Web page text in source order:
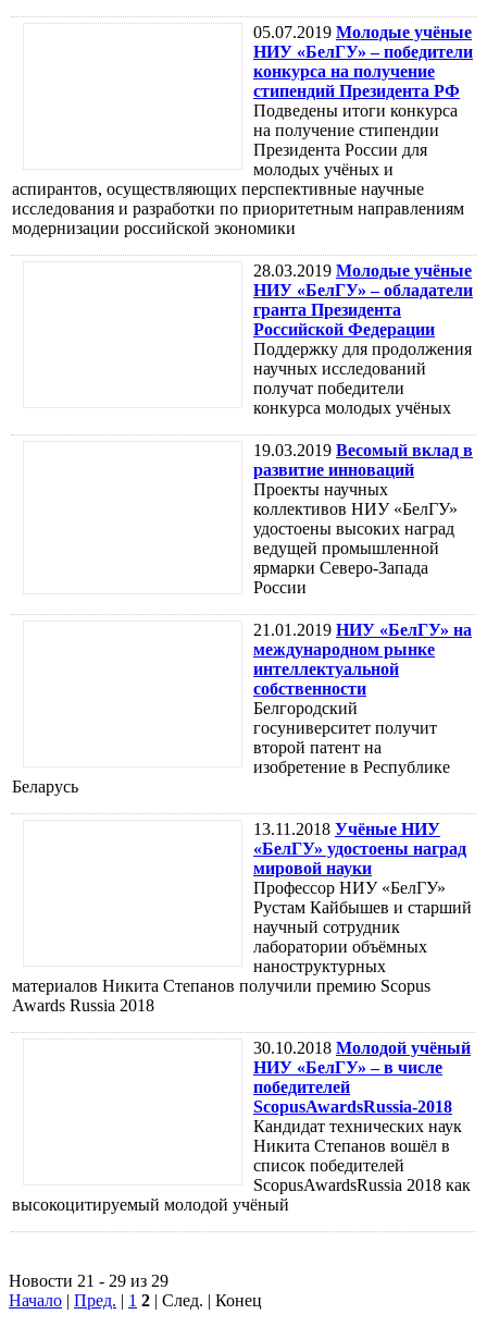
05.07.2019 Молодые учёные
НИУ «БелГУ» – победители
конкурса на получение
стипендий Президента РФ
Подведены итоги конкурса
на получение стипендии
Президента России для
молодых учёных и
аспирантов, осуществляющих перспективные научные
исследования и разработки по приоритетным направлениям
модернизации российской экономики
28.03.2019 Молодые учёные
НИУ «БелГУ» – обладатели
гранта Президента
Российской Федерации
Поддержку для продолжения
научных исследований
получат победители
конкурса молодых учёных
19.03.2019 Весомый вклад в
развитие инноваций
Проекты научных
коллективов НИУ «БелГУ»
удостоены высоких наград
ведущей промышленной
ярмарки Северо-Запада
России
21.01.2019 НИУ «БелГУ» на
международном рынке
интеллектуальной
собственности
Белгородский
госуниверситет получит
второй патент на
изобретение в Республике
Беларусь
13.11.2018 Учёные НИУ
«БелГУ» удостоены наград
мировой науки
Профессор НИУ «БелГУ»
Рустам Кайбышев и старший
научный сотрудник
лаборатории объёмных
наноструктурных
материалов Никита Степанов получили премию Scopus
Awards Russia 2018
30.10.2018 Молодой учёный
НИУ «БелГУ» – в числе
победителей
ScopusAwardsRussia-2018
Кандидат технических наук
Никита Степанов вошёл в
список победителей
ScopusAwardsRussia 2018 как
высокоцитируемый молодой учёный
Новости 21 - 29 из 29
Начало | Пред. | 1 2 | След. | Конец